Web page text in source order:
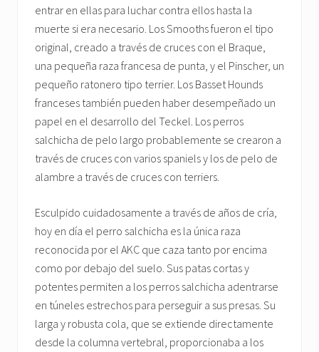
entrar en ellas para luchar contra ellos hasta la
muerte si era necesario. Los Smooths fueron el tipo
original, creado a través de cruces con el Braque,
una pequeña raza francesa de punta, y el Pinscher, un
pequeño ratonero tipo terrier. Los Basset Hounds
franceses también pueden haber desempeñado un
papel en el desarrollo del Teckel. Los perros
salchicha de pelo largo probablemente se crearon a
través de cruces con varios spaniels y los de pelo de
alambre a través de cruces con terriers.
Esculpido cuidadosamente a través de años de cría,
hoy en día el perro salchicha es la única raza
reconocida por el AKC que caza tanto por encima
como por debajo del suelo. Sus patas cortas y
potentes permiten a los perros salchicha adentrarse
en túneles estrechos para perseguir a sus presas. Su
larga y robusta cola, que se extiende directamente
desde la columna vertebral, proporcionaba a los